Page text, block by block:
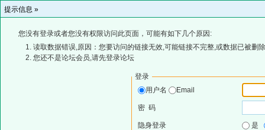
提示信息 »
您没有登录或者您没有权限访问此页面，可能有如下几个原因:
读取数据错误,原因：您要访问的链接无效,可能链接不完整,或数据已被删
您还不是论坛会员,请先登录论坛
登录
用户名
Email
密 码
隐身登录 是